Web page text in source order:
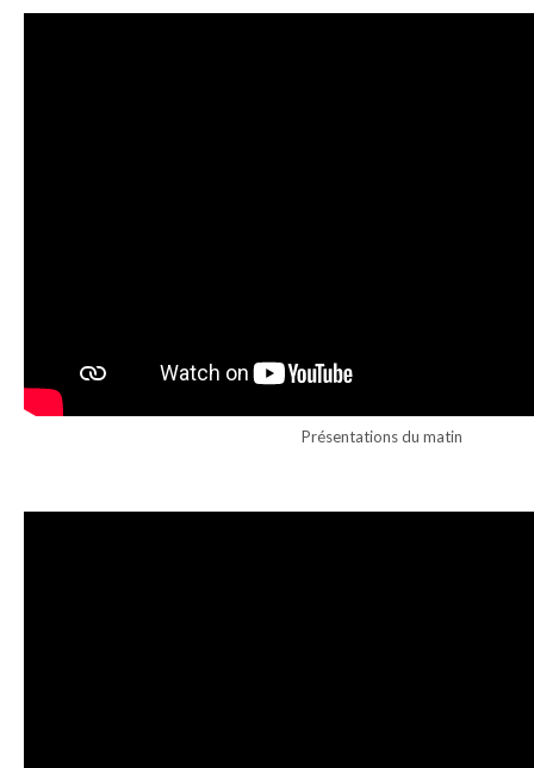
Présentations du matin